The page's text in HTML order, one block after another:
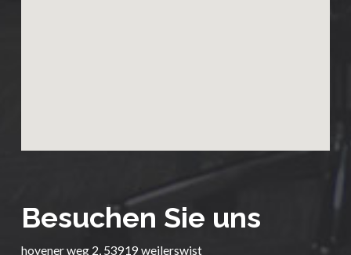
Besuchen Sie uns
hovener weg 2, 53919 weilerswist